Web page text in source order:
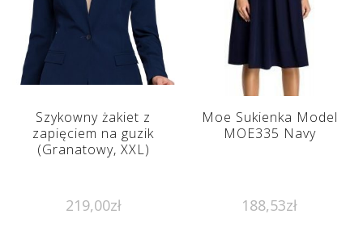
Szykowny żakiet z
zapięciem na guzik
(Granatowy, XXL)
219,00zł
Moe Sukienka Model
MOE335 Navy
188,53zł